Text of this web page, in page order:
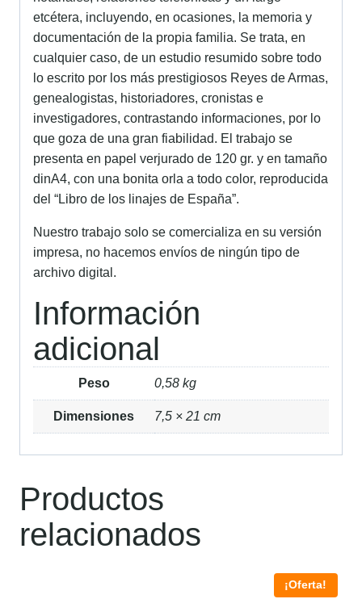
etcétera, incluyendo, en ocasiones, la memoria y
documentación de la propia familia. Se trata, en
cualquier caso, de un estudio resumido sobre todo
lo escrito por los más prestigiosos Reyes de Armas,
genealogistas, historiadores, cronistas e
investigadores, contrastando informaciones, por lo
que goza de una gran fiabilidad. El trabajo se
presenta en papel verjurado de 120 gr. y en tamaño
dinA4, con una bonita orla a todo color, reproducida
del “Libro de los linajes de España”.
Nuestro trabajo solo se comercializa en su versión
impresa, no hacemos envíos de ningún tipo de
archivo digital.
Información
adicional
Peso 0,58 kg
Dimensiones 7,5 × 21 cm
Productos
relacionados
¡Oferta!